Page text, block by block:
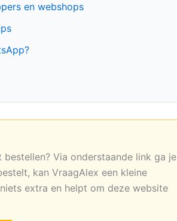
en webshops
Via onderstaande link ga je
kan VraagAlex een kleine
extra en helpt om deze website